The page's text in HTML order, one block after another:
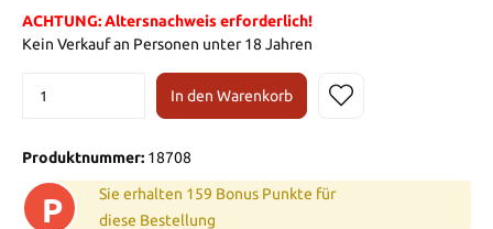
ACHTUNG: Altersnachweis erforderlich!
Kein Verkauf an Personen unter 18 Jahren
In den Warenkorb
Produktnummer: 18708
P
Sie erhalten 159 Bonus Punkte für
diese Bestellung